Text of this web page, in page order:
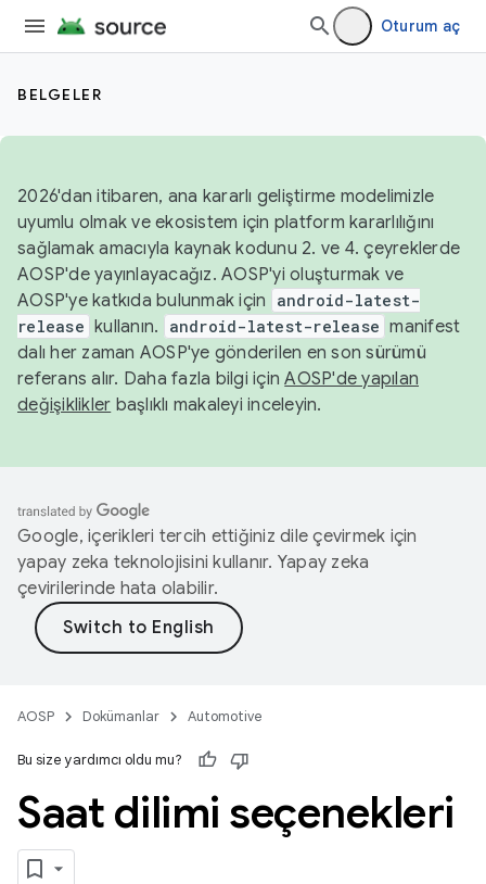
Oturum aç
BELGELER
2026'dan itibaren, ana kararlı geliştirme modelimizle
uyumlu olmak ve ekosistem için platform kararlılığını
sağlamak amacıyla kaynak kodunu 2. ve 4. çeyreklerde
AOSP'de yayınlayacağız. AOSP'yi oluşturmak ve
AOSP'ye katkıda bulunmak için
android-latest-
release kullanın. android-latest-release manifest
dalı her zaman AOSP'ye gönderilen en son sürümü
referans alır. Daha fazla bilgi içinAOSP'de yapılan
değişiklikler başlıklı makaleyi inceleyin.
Google, içerikleri tercih ettiğiniz dile çevirmek için
yapay zeka teknolojisini kullanır. Yapay zeka
çevirilerinde hata olabilir.
AOSP Dokümanlar Automotive
Bu size yardımcı oldu mu?
Saat dilimi seçenekleri